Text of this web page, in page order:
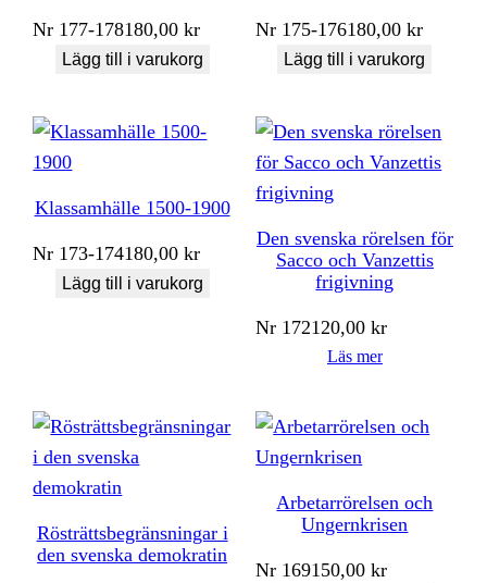
Nr 177-178180,00kr
Lägg till i varukorg
Nr 175-176180,00kr
Lägg till i varukorg
Klassamhälle 1500-1900
Nr 173-174180,00kr
Lägg till i varukorg
Den svenska rörelsen för
Sacco och Vanzettis
frigivning
Nr 172120,00kr
Läs mer
Rösträttsbegränsningar i
den svenska demokratin
Arbetarrörelsen och
Ungernkrisen
Nr 169150,00kr